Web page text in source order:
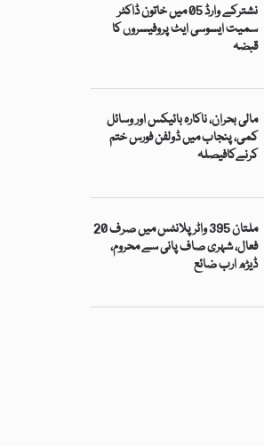
نشترکے وارڈ 05 میں خاتون ڈاکٹر
سمیت ایسوسی ایٹ پروفیسروں کا
قبضہ
مالی بحران، ناکارہ بائیکس اور وسائل
کمی، پنجاب میں ڈولفن فورس ختم
کرنےکافیصلہ
ملتان 395 واٹر پلانٹس میں صرف 20
فعال، شہری صاف پانی سے محروم،
ڈیڑھ ارب ضائع